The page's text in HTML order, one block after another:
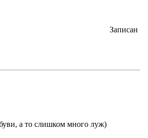
Записан
а то слишком много луж)